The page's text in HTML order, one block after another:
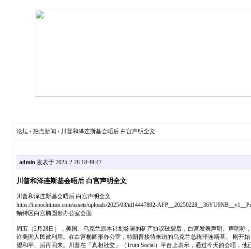
论坛› 热点新闻 › 川普和泽连斯基会晤后 白宫声明全文
admin发表于 2025-2-28 18:49:47
川普和泽连斯基会晤后 白宫声明全文
川普和泽连斯基会晤后 白宫声明全文
https://i.epochtimes.com/assets/uploads/2025/03/id14447892-
顿特区白宫椭圆形办公室会面
周五（2月28日），美国、乌克兰原本计划签署的矿产协议破裂后，白宫发表声明。声明
许美国人民被利用。在白宫椭圆形办公室，特朗普接待来访的乌克兰总统泽连斯基。 刚开
望和平」后再回来。川普在「真相社交」（Truth Social）平台上表示，通过今天的会晤，